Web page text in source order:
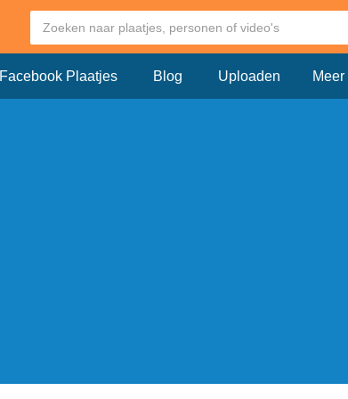
Facebook Plaatjes Blog Uploaden Meer